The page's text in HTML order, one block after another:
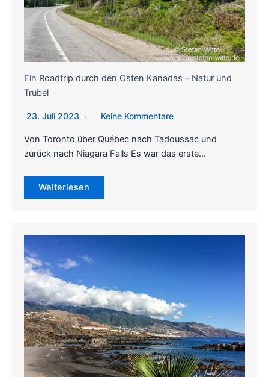
Ein Roadtrip durch den Osten Kanadas – Natur und
Trubel
23. Juli 2023 Keine Kommentare
Von Toronto über Québec nach Tadoussac und
zurück nach Niagara Falls Es war das erste…
Weiterlesen